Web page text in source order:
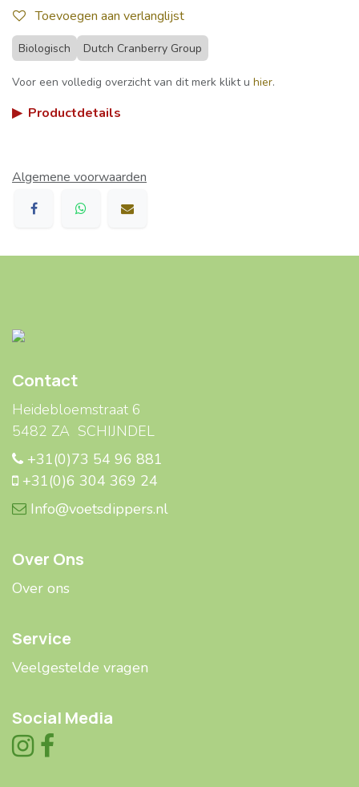
Toevoegen aan verlanglijst
Biologisch Dutch Cranberry Group
Voor een volledig overzicht van dit merk klikt u hier.
▶ Productdetails
Algemene voorwaarden
Contact
Heidebloemstraat 6
5482 ZA SCHIJNDEL
+31(0)73 54 96 881
+31(0)6 304 369 24
Info@voetsdippers.nl
Over Ons
Over ons
Service
Veelgestelde ​​vragen
Social Media